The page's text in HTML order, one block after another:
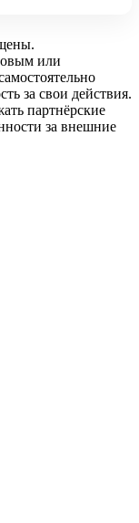
или
за свои действия.
партнёрские
за внешние